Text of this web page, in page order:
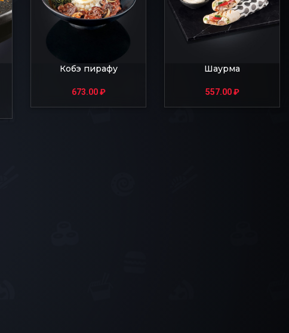
Кобэ пирафу
673.00₽
Шаурма
557.00₽